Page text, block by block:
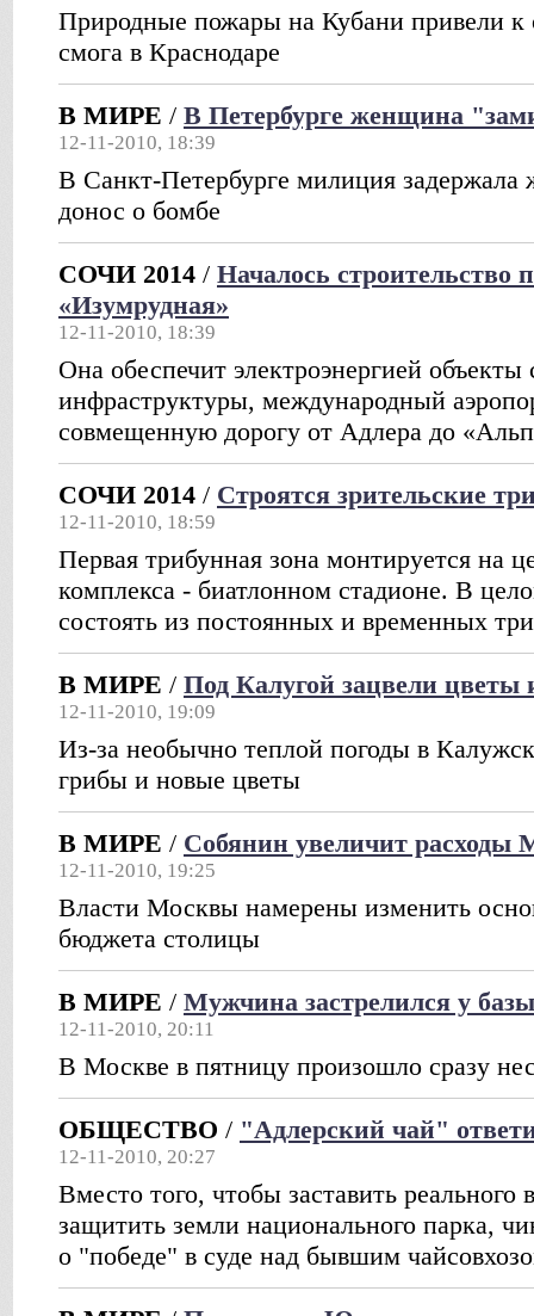
Природные пожары на Кубани привели к
смога в Краснодаре
В МИРЕ / В Петербурге женщина
12-11-2010, 18:39
В Санкт-Петербурге милиция
донос о бомбе
СОЧИ 2014 / Началось строительство
«Изумрудная»
12-11-2010, 18:39
Она обеспечит электроэнергией
инфраструктуры, международный
совмещенную дорогу от Адлера до
СОЧИ 2014 / Строятся зрительские
12-11-2010, 18:59
Первая трибунная зона монтируется на
комплекса - биатлонном стадионе. В
состоять из постоянных и временных
В МИРЕ / Под Калугой зацвели цветы
12-11-2010, 19:09
Из-за необычно теплой погоды в
грибы и новые цветы
В МИРЕ / Собянин увеличит расходы
12-11-2010, 19:25
Власти Москвы намерены изменить
бюджета столицы
В МИРЕ / Мужчина застрелился у
12-11-2010, 20:11
В Москве в пятницу произошло сразу
ОБЩЕСТВО / "Адлерский чай"
12-11-2010, 20:27
Вместо того, чтобы заставить
защитить земли национального парка,
о "победе" в суде над бывшим